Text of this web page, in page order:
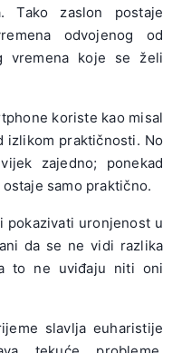
Tako zaslon postaje
odvojenog od
vremena koje se želi
koriste kao misal
izlikom praktičnosti. No
zajedno; ponekad
samo praktično.
pokazivati uronjenost u
da se ne vidi razlika
to ne uviđaju niti oni
slavlja euharistije